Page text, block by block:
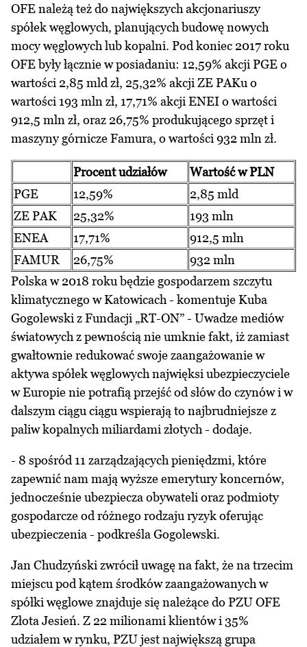
OFE należą też do największych akcjonariuszy
spółek węglowych, planujących budowę nowych
mocy węglowych lub kopalni. Pod koniec 2017 roku
OFE były łącznie w posiadaniu: 12,59% akcji PGE o
wartości 2,85 mld zł, 25,32% akcji ZE PAKu o
wartości 193 mln zł, 17,71% akcji ENEI o wartości
912,5 mln zł, oraz 26,75% produkującego sprzęt i
maszyny górnicze Famura, o wartości 932 mln zł.
Procent udziałów
Wartość w PLN
PGE
12,59%
2,85 mld
ZE PAK
25,32%
193 mln
ENEA
17,71%
912,5 mln
FAMUR
26,75%
932 mln
Polska w 2018 roku będzie gospodarzem szczytu
klimatycznego w Katowicach - komentuje Kuba
Gogolewski z Fundacji „RT-ON” - Uwadze mediów
światowych z pewnością nie umknie fakt, iż zamiast
gwałtownie redukować swoje zaangażowanie w
aktywa spółek węglowych najwięksi ubezpieczyciele
w Europie nie potrafią przejść od słów do czynów i w
dalszym ciągu ciągu wspierają to najbrudniejsze z
paliw kopalnych miliardami złotych - dodaje.
- 8 spośród 11 zarządzających pieniędzmi, które
zapewnić nam mają wyższe emerytury koncernów,
jednocześnie ubezpiecza obywateli oraz podmioty
gospodarcze od różnego rodzaju ryzyk oferując
ubezpieczenia - podkreśla Gogolewski.
Jan Chudzyński zwrócił uwagę na fakt, że na trzecim
miejscu pod kątem środków zaangażowanych w
spółki węglowe znajduje się należące do PZU OFE
Złota Jesień. Z 22 milionami klientów i 35%
udziałem w rynku, PZU jest największą grupa